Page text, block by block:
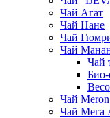
Чай Агат
Чай Нане
Чай
Чай
Чай
Чай
Чай Мега